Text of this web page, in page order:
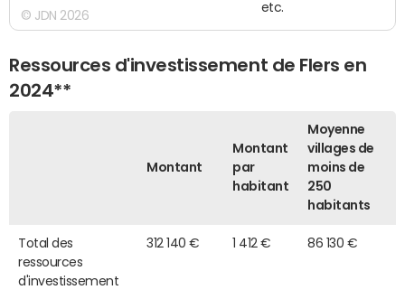
etc.
© JDN 2026
Ressources d'investissement de Flers en
2024**
Montant
Montant
par
habitant
Moyenne
villages de
moins de
250
habitants
Total des
ressources
d'investissement
312 140 € 1 412 € 86 130 €